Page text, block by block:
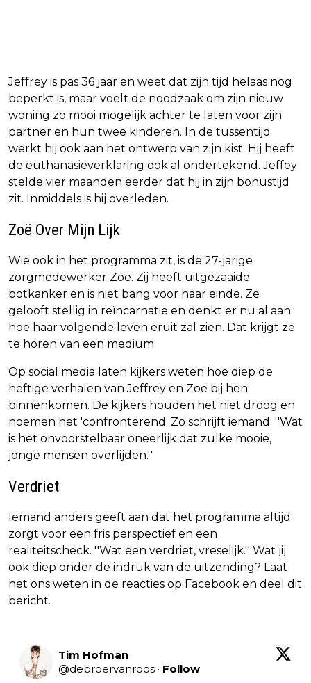
Jeffrey is pas 36 jaar en weet dat zijn tijd helaas nog
beperkt is, maar voelt de noodzaak om zijn nieuw
woning zo mooi mogelijk achter te laten voor zijn
partner en hun twee kinderen. In de tussentijd
werkt hij ook aan het ontwerp van zijn kist. Hij heeft
de euthanasieverklaring ook al ondertekend. Jeffey
stelde vier maanden eerder dat hij in zijn bonustijd
zit. Inmiddels is hij overleden.
Zoë Over Mijn Lijk
Wie ook in het programma zit, is de 27-jarige
zorgmedewerker Zoë. Zij heeft uitgezaaide
botkanker en is niet bang voor haar einde. Ze
gelooft stellig in reïncarnatie en denkt er nu al aan
hoe haar volgende leven eruit zal zien. Dat krijgt ze
te horen van een medium.
Op social media laten kijkers weten hoe diep de
heftige verhalen van Jeffrey en Zoë bij hen
binnenkomen. De kijkers houden het niet droog en
noemen het 'confronterend. Zo schrijft iemand: ''Wat
is het onvoorstelbaar oneerlijk dat zulke mooie,
jonge mensen overlijden.''
Verdriet
Iemand anders geeft aan dat het programma altijd
zorgt voor een fris perspectief en een
realiteitscheck. ''Wat een verdriet, vreselijk.'' Wat jij
ook diep onder de indruk van de uitzending? Laat
het ons weten in de reacties op Facebook en deel dit
bericht.
Tim Hofman
@debroervanroos · Follow